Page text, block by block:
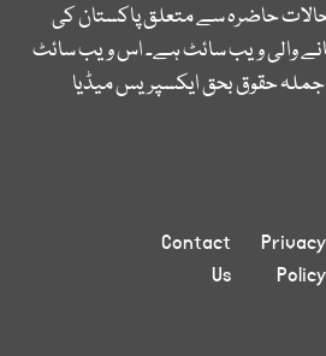
حالات حاضرہ سے متعلق پاکستان کی
والی ویب سائٹ ہے۔ اس ویب سائٹ
جملہ حقوق بحق ایکسپریس میڈیا
Privacy
Policy
Contact
Us